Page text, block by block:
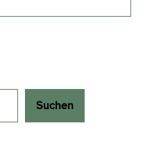
Suchen